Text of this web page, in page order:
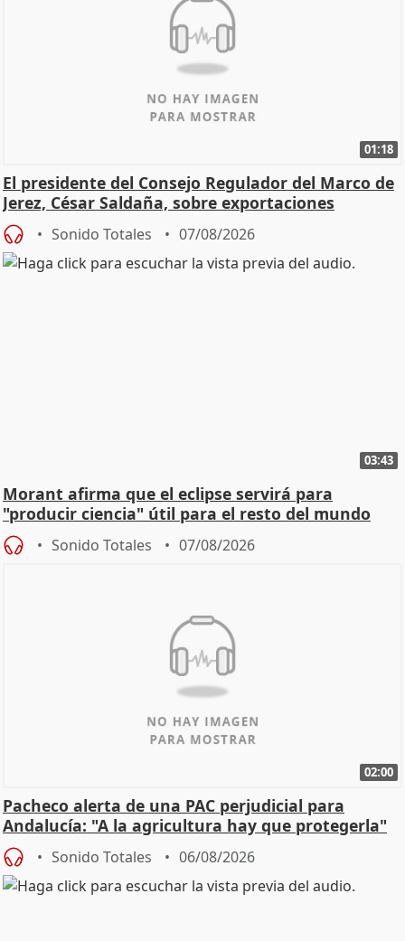
01:18
El presidente del Consejo Regulador del Marco de
Jerez, César Saldaña, sobre exportaciones
Sonido Totales 07/08/2026
03:43
Morant afirma que el eclipse servirá para
"producir ciencia" útil para el resto del mundo
Sonido Totales 07/08/2026
02:00
Pacheco alerta de una PAC perjudicial para
Andalucía: "A la agricultura hay que protegerla"
Sonido Totales 06/08/2026